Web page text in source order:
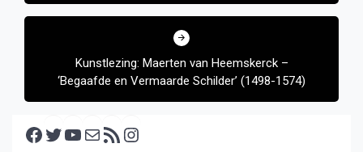
Kunstlezing: Maerten van Heemskerck –
‘Begaafde en Vermaarde Schilder’ (1498-1574)
Facebook Twitter YouTube E-mail RSS feed